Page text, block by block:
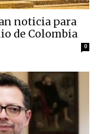
noticia para
de Colombia
0